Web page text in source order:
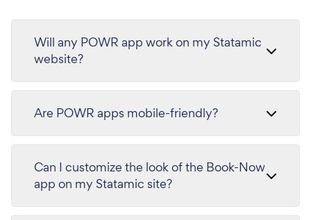
Will any POWR app work on my Statamic
website?
Are POWR apps mobile-friendly?
Can I customize the look of the Book-Now
app on my Statamic site?